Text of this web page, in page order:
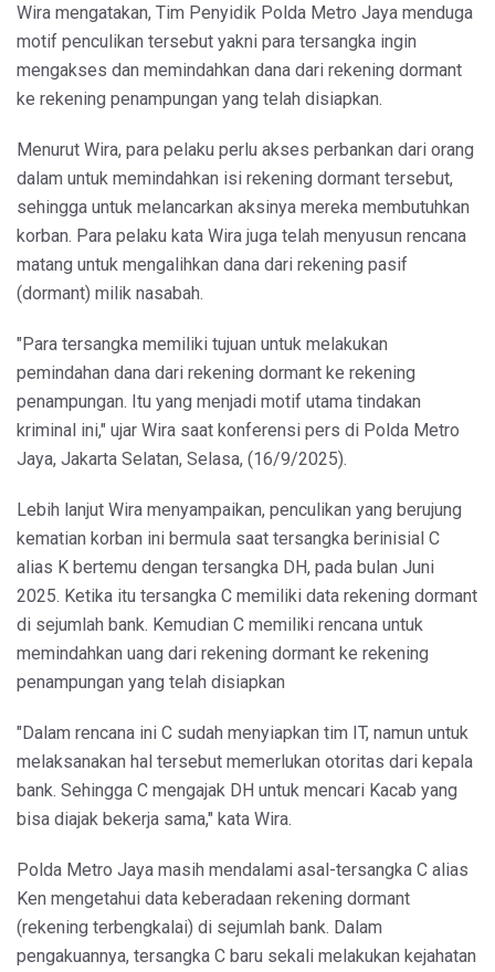
Wira mengatakan, Tim Penyidik Polda Metro Jaya menduga
motif penculikan tersebut yakni para tersangka ingin
mengakses dan memindahkan dana dari rekening dormant
ke rekening penampungan yang telah disiapkan.
Menurut Wira, para pelaku perlu akses perbankan dari orang
dalam untuk memindahkan isi rekening dormant tersebut,
sehingga untuk melancarkan aksinya mereka membutuhkan
korban. Para pelaku kata Wira juga telah menyusun rencana
matang untuk mengalihkan dana dari rekening pasif
(dormant) milik nasabah.
"Para tersangka memiliki tujuan untuk melakukan
pemindahan dana dari rekening dormant ke rekening
penampungan. Itu yang menjadi motif utama tindakan
kriminal ini," ujar Wira saat konferensi pers di Polda Metro
Jaya, Jakarta Selatan, Selasa, (16/9/2025).
Lebih lanjut Wira menyampaikan, penculikan yang berujung
kematian korban ini bermula saat tersangka berinisial C
alias K bertemu dengan tersangka DH, pada bulan Juni
2025. Ketika itu tersangka C memiliki data rekening dormant
di sejumlah bank. Kemudian C memiliki rencana untuk
memindahkan uang dari rekening dormant ke rekening
penampungan yang telah disiapkan
"Dalam rencana ini C sudah menyiapkan tim IT, namun untuk
melaksanakan hal tersebut memerlukan otoritas dari kepala
bank. Sehingga C mengajak DH untuk mencari Kacab yang
bisa diajak bekerja sama," kata Wira.
Polda Metro Jaya masih mendalami asal-tersangka C alias
Ken mengetahui data keberadaan rekening dormant
(rekening terbengkalai) di sejumlah bank. Dalam
pengakuannya, tersangka C baru sekali melakukan kejahatan